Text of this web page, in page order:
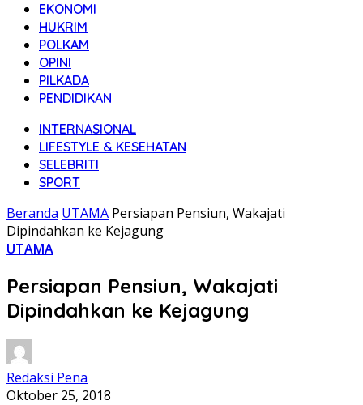
EKONOMI
HUKRIM
POLKAM
OPINI
PILKADA
PENDIDIKAN
INTERNASIONAL
LIFESTYLE & KESEHATAN
SELEBRITI
SPORT
Beranda UTAMA Persiapan Pensiun, Wakajati
Dipindahkan ke Kejagung
UTAMA
Persiapan Pensiun, Wakajati
Dipindahkan ke Kejagung
Redaksi Pena
Oktober 25, 2018